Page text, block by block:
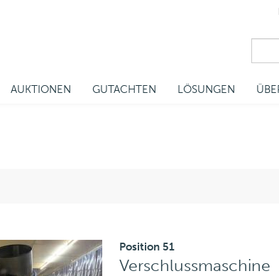
AUKTIONEN GUTACHTEN LÖSUNGEN
Position 51
Verschlussmaschine